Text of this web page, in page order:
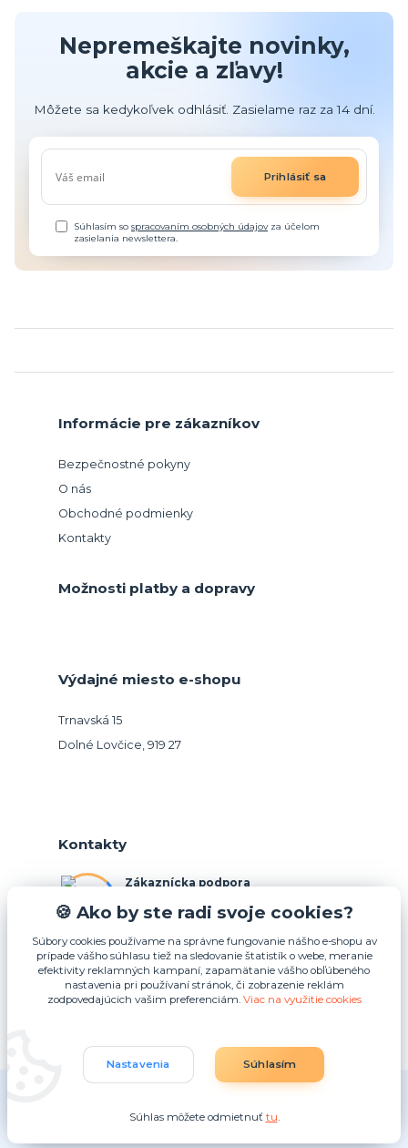
Nepremeškajte novinky,
akcie a zľavy!
Môžete sa kedykoľvek odhlásiť. Zasielame raz za 14 dní.
Prihlásiť sa
Súhlasím sospracovaním osobných údajovza účelom
zasielania newslettera.
Informácie pre zákazníkov
Bezpečnostné pokyny
O nás
Obchodné podmienky
Kontakty
Možnosti platby a dopravy
Výdajné miesto e-shopu
Trnavská 15
Dolné Lovčice, 919 27
Kontakty
Zákaznícka podpora
(Po-Pia, 10-15 hod.)
info@podnosy.sk
Upraviť zber cookies.
Eshop-rychlo.sk
🍪 Ako by ste radi svoje cookies?
Súbory cookies používame na správne fungovanie nášho e-shopu av
prípade vášho súhlasu tiež na sledovanie štatistík o webe, meranie
efektivity reklamných kampaní, zapamätanie vášho obľúbeného
nastavenia pri používaní stránok, či zobrazenie reklám
zodpovedajúcich vašim preferenciám. Viac na využitie cookies
Nastavenia Súhlasím
Súhlas môžete odmietnuť tu.